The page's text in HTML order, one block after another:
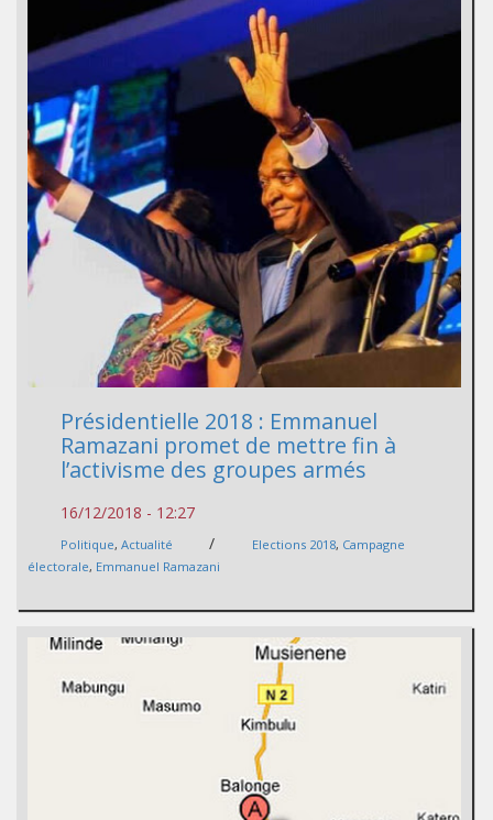
Présidentielle 2018 : Emmanuel
Ramazani promet de mettre fin à
l’activisme des groupes armés
16/12/2018 - 12:27
Politique, Actualité / Elections 2018, Campagne
électorale, Emmanuel Ramazani